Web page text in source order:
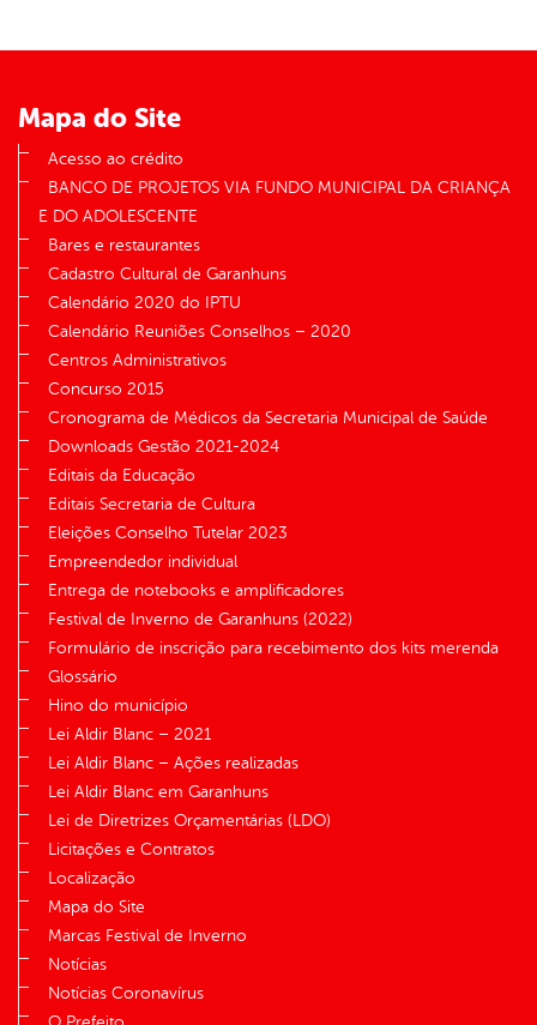
Mapa do Site
Acesso ao crédito
BANCO DE PROJETOS VIA FUNDO MUNICIPAL DA CRIANÇA
E DO ADOLESCENTE
Bares e restaurantes
Cadastro Cultural de Garanhuns
Calendário 2020 do IPTU
Calendário Reuniões Conselhos – 2020
Centros Administrativos
Concurso 2015
Cronograma de Médicos da Secretaria Municipal de Saúde
Downloads Gestão 2021-2024
Editais da Educação
Editais Secretaria de Cultura
Eleições Conselho Tutelar 2023
Empreendedor individual
Entrega de notebooks e amplificadores
Festival de Inverno de Garanhuns (2022)
Formulário de inscrição para recebimento dos kits merenda
Glossário
Hino do município
Lei Aldir Blanc – 2021
Lei Aldir Blanc – Ações realizadas
Lei Aldir Blanc em Garanhuns
Lei de Diretrizes Orçamentárias (LDO)
Licitações e Contratos
Localização
Mapa do Site
Marcas Festival de Inverno
Notícias
Notícias Coronavírus